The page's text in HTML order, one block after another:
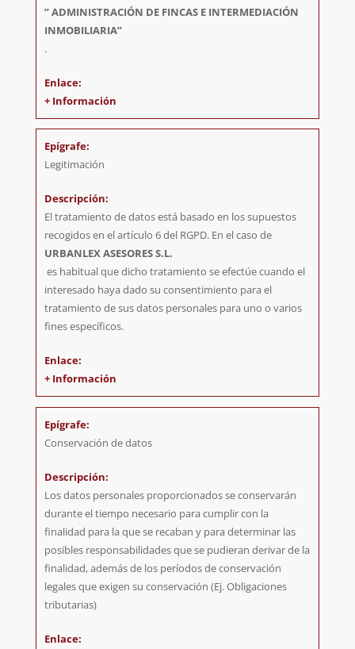
” ADMINISTRACIÓN DE FINCAS E INTERMEDIACIÓN
INMOBILIARIA”
.
+ Información
Legitimación
El tratamiento de datos está basado en los supuestos
recogidos en el artículo 6 del RGPD. En el caso de
URBANLEX ASESORES S.L.
es habitual que dicho tratamiento se efectúe cuando el
interesado haya dado su consentimiento para el
tratamiento de sus datos personales para uno o varios
fines específicos.
+ Información
Conservación de datos
Los datos personales proporcionados se conservarán
durante el tiempo necesario para cumplir con la
finalidad para la que se recaban y para determinar las
posibles responsabilidades que se pudieran derivar de la
finalidad, además de los períodos de conservación
legales que exigen su conservación (Ej. Obligaciones
tributarias)